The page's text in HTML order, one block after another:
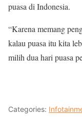
puasa di Indonesia.
“Karena memang
kalau puasa itu kita
milih dua hari puasa
Categories: